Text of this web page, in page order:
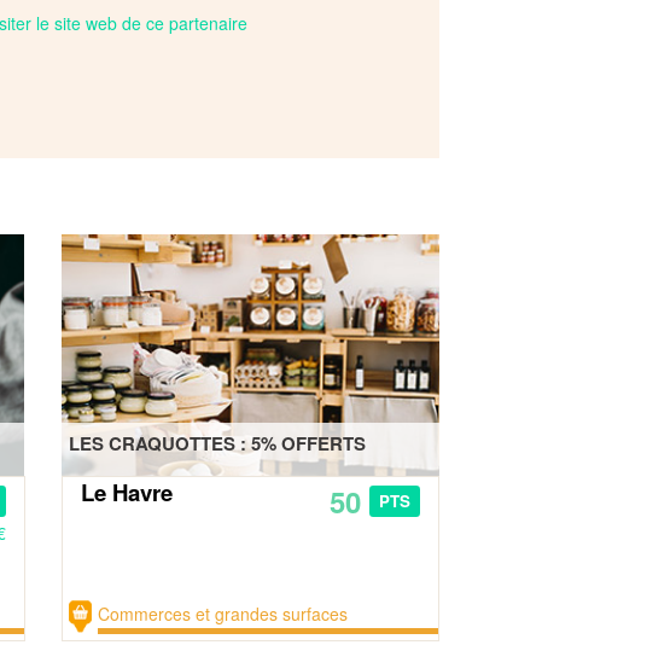
le site web de ce partenaire
LES CRAQUOTTES : 5% OFFERTS
Le Havre 50 PTS
Commerces et grandes surfaces